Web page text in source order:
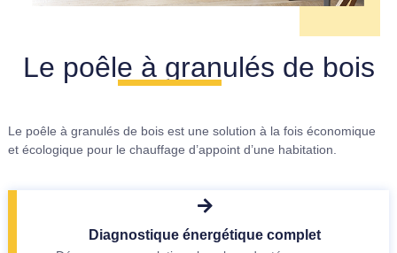
Le poêle à granulés de bois
Le poêle à granulés de bois est une solution à la fois économique
et écologique pour le chauffage d’appoint d’une habitation.
Diagnostique énergétique complet